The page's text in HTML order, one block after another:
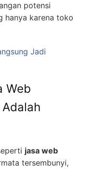
potensi
hanya karena toko
Jadi
Web
jasa web
tersembunyi,